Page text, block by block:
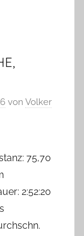
von Volker
75,70
2:52:20